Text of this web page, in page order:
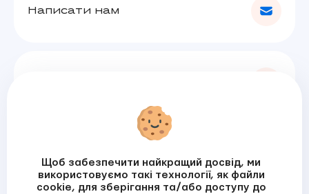
Щоб забезпечити найкращий досвід, ми
використовуємо такі технології, як файли
cookie, для зберігання та/або доступу до
Написати нам